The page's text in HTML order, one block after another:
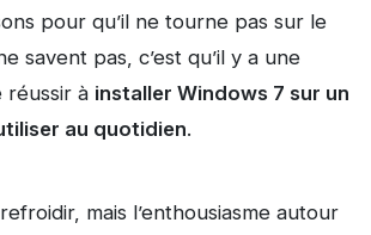
pour qu’il ne tourne pas sur le
savent pas, c’est qu’il y a une
à installer Windows 7 sur un
au quotidien.
mais l’enthousiasme autour